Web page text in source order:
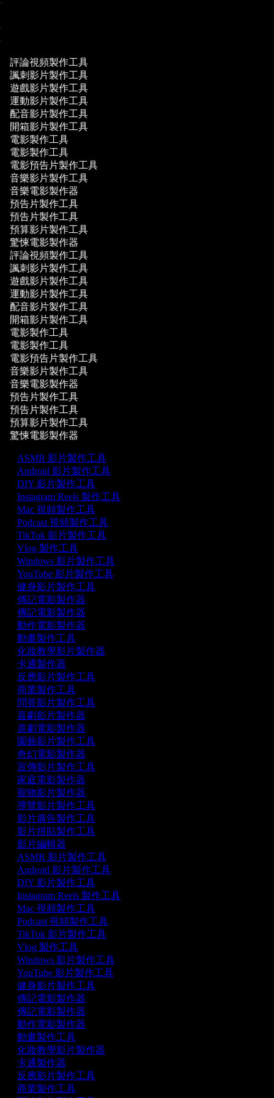
評論視頻製作工具
諷刺影片製作工具
遊戲影片製作工具
運動影片製作工具
配音影片製作工具
開箱影片製作工具
電影製作工具
電影製作工具
電影預告片製作工具
音樂影片製作工具
音樂電影製作器
預告片製作工具
預告片製作工具
預算影片製作工具
驚悚電影製作器
評論視頻製作工具
諷刺影片製作工具
遊戲影片製作工具
運動影片製作工具
配音影片製作工具
開箱影片製作工具
電影製作工具
電影製作工具
電影預告片製作工具
音樂影片製作工具
音樂電影製作器
預告片製作工具
預告片製作工具
預算影片製作工具
驚悚電影製作器
ASMR 影片製作工具
Android 影片製作工具
DIY 影片製作工具
Instagram Reels 製作工具
Mac 視頻製作工具
Podcast 視頻製作工具
TikTok 影片製作工具
Vlog 製作工具
Windows 影片製作工具
YouTube 影片製作工具
健身影片製作工具
傳記電影製作器
傳記電影製作器
動作電影製作器
動畫製作工具
化妝教學影片製作器
卡通製作器
反應影片製作工具
商業製作工具
問答影片製作工具
喜劇影片製作器
喜劇電影製作器
園藝影片製作工具
奇幻電影製作器
宣傳影片製作工具
家庭電影製作器
寵物影片製作器
導覽影片製作工具
影片廣告製作工具
影片拼貼製作工具
影片編輯器
ASMR 影片製作工具
Android 影片製作工具
DIY 影片製作工具
Instagram Reels 製作工具
Mac 視頻製作工具
Podcast 視頻製作工具
TikTok 影片製作工具
Vlog 製作工具
Windows 影片製作工具
YouTube 影片製作工具
健身影片製作工具
傳記電影製作器
傳記電影製作器
動作電影製作器
動畫製作工具
化妝教學影片製作器
卡通製作器
反應影片製作工具
商業製作工具